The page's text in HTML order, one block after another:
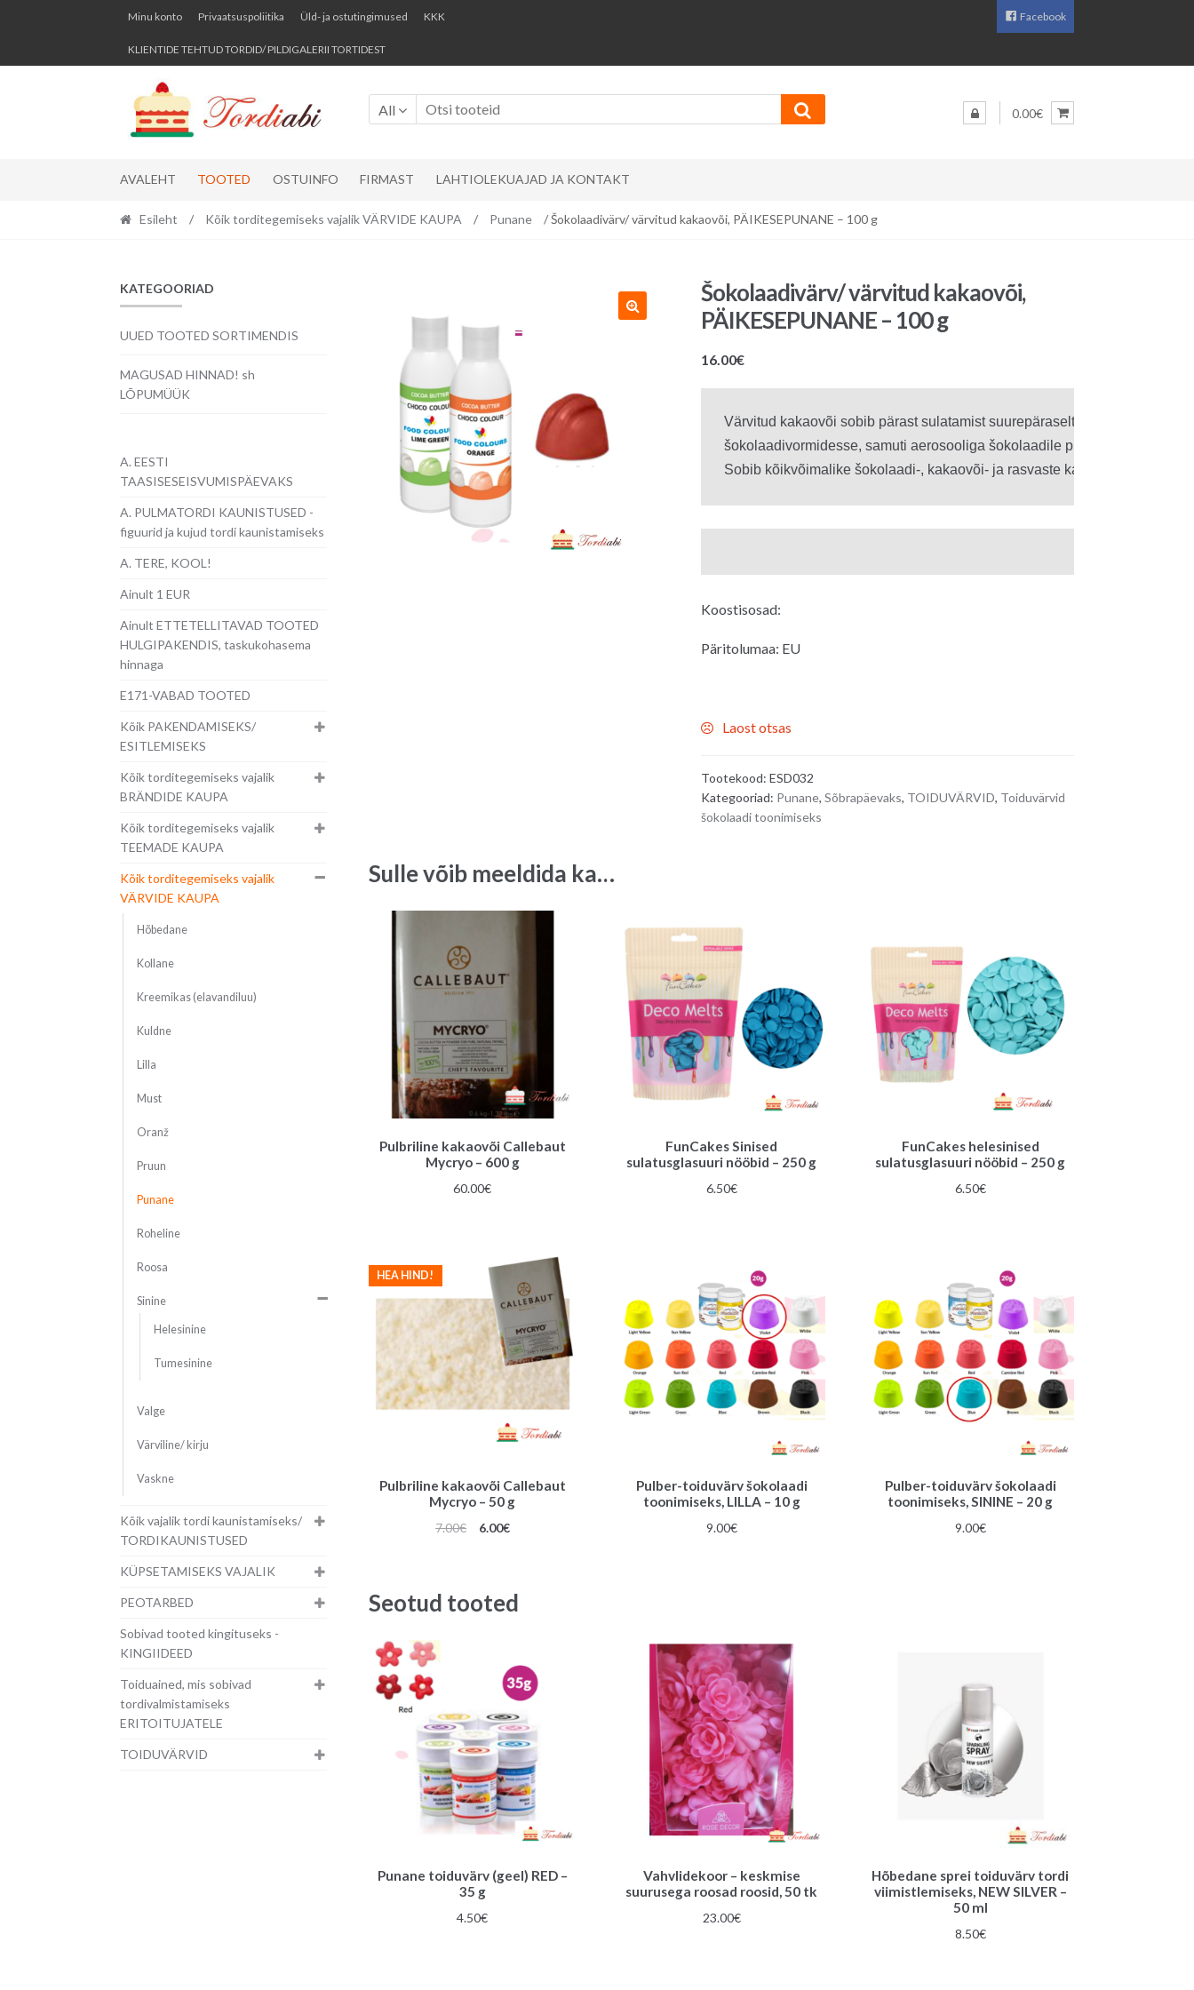
Skip
navigation
Skip
content
Minu konto Privaatsuspoliitika Üld- ja ostutingimused KKK
KLIENTIDE TEHTUD TORDID/ PILDIGALERII TORTIDEST
Facebook
All 0.00€
AVALEHT TOOTED OSTUINFO FIRMAST LAHTIOLEKUAJAD JA KONTAKT
Esileht / Kõik torditegemiseks vajalik VÄRVIDE KAUPA / Punane / Šokolaadivärv/ värvitud kakaovõi, PÄIKESEPUNANE – 100 g
Šokolaadivärv/ värvitud kakaovõi,
PÄIKESEPUNANE – 100 g
16.00€
Värvitud kakaovõi sobib pärast sulatamist suurepäraselt pralineede
šokolaadivormidesse, samuti aerosooliga šokolaadile pihustamiseks.
Sobib kõikvõimalike šokolaadi-, kakaovõi- ja rasvaste katete peale.
Koostisosad:
Päritolumaa: EU
Laost otsas
Tootekood: ESD032
Kategooriad: Punane, Sõbrapäevaks, TOIDUVÄRVID, Toiduvärvid
šokolaadi toonimiseks
Sulle võib meeldida ka…
Pulbriline kakaovõi Callebaut
Mycryo – 600 g
60.00€
FunCakes Sinised
sulatusglasuuri nööbid – 250 g
6.50€
FunCakes helesinised
sulatusglasuuri nööbid – 250 g
6.50€
Pulbriline kakaovõi Callebaut
Mycryo – 50 g
HEA HIND!
7.00€
Algne
6.00€Praegune
Pulber-toiduvärv šokolaadi
toonimiseks, LILLA – 10 g
9.00€
Pulber-toiduvärv šokolaadi
toonimiseks, SININE – 20 g
9.00€
Seotud tooted
Punane toiduvärv (geel) RED –
35 g
4.50€
Vahvlidekoor – keskmise
suurusega roosad roosid, 50 tk
23.00€
Hõbedane sprei toiduvärv tordi
viimistlemiseks, NEW SILVER –
50 ml
8.50€
KATEGOORIAD
UUED TOOTED SORTIMENDIS
MAGUSAD HINNAD! sh
LÕPUMÜÜK
A. EESTI
TAASISESEISVUMISPÄEVAKS
A. PULMATORDI KAUNISTUSED -
figuurid ja kujud tordi kaunistamiseks
A. TERE, KOOL!
Ainult 1 EUR
Ainult ETTETELLITAVAD TOOTED
HULGIPAKENDIS, taskukohasema
hinnaga
E171-VABAD TOOTED
Kõik PAKENDAMISEKS/
ESITLEMISEKS
Kõik torditegemiseks vajalik
BRÄNDIDE KAUPA
Kõik torditegemiseks vajalik
TEEMADE KAUPA
Kõik torditegemiseks vajalik
VÄRVIDE KAUPA
Hõbedane
Kollane
Kreemikas (elavandiluu)
Kuldne
Lilla
Must
Oranž
Pruun
Punane
Roheline
Roosa
Sinine
Helesinine
Tumesinine
Valge
Värviline/ kirju
Vaskne
Kõik vajalik tordi kaunistamiseks/
TORDIKAUNISTUSED
KÜPSETAMISEKS VAJALIK
PEOTARBED
Sobivad tooted kingituseks -
KINGIIDEED
Toiduained, mis sobivad
tordivalmistamiseks
ERITOITUJATELE
TOIDUVÄRVID